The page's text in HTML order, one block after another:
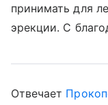
принимать для
эрекции. С
Отвечает